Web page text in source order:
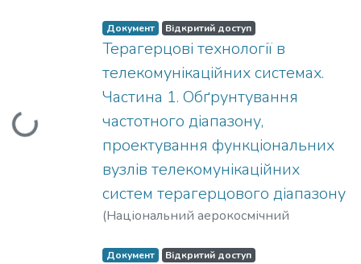
Вантажиться...
Документ Відкритий доступ
Терагерцові технології в
телекомунікаційних системах.
Частина 1. Обґрунтування
частотного діапазону,
проектування функціональних
вузлів телекомунікаційних
систем терагерцового діапазону
(Національний аерокосмічний
“Харківський авіаційний інститут”
Документ Відкритий доступ